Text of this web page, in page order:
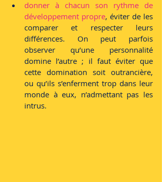
donner à chacun son rythme de
développement propre, éviter de les
comparer et respecter leurs
différences. On peut parfois
observer qu’une personnalité
domine l’autre ; il faut éviter que
cette domination soit outrancière,
ou qu’ils s’enferment trop dans leur
monde à eux, n’admettant pas les
intrus.